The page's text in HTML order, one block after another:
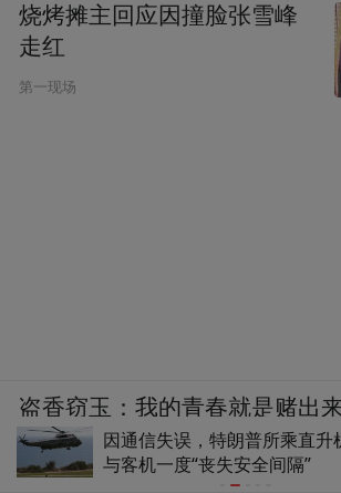
私人出资、关乎国安，为何特
普无权改造白宫？
烧烤摊主回应因撞脸张雪峰
走红
第一现场
盗香窃玉：我的青春就是赌出